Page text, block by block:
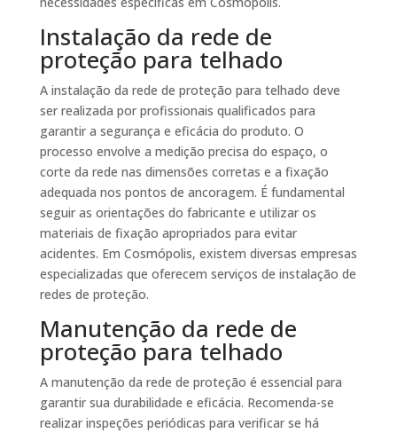
Instalação da rede de
proteção para telhado
A instalação da rede de proteção para telhado deve
ser realizada por profissionais qualificados para
garantir a segurança e eficácia do produto. O
processo envolve a medição precisa do espaço, o
corte da rede nas dimensões corretas e a fixação
adequada nos pontos de ancoragem. É fundamental
seguir as orientações do fabricante e utilizar os
materiais de fixação apropriados para evitar
acidentes. Em Cosmópolis, existem diversas empresas
especializadas que oferecem serviços de instalação de
redes de proteção.
Manutenção da rede de
proteção para telhado
A manutenção da rede de proteção é essencial para
garantir sua durabilidade e eficácia. Recomenda-se
realizar inspeções periódicas para verificar se há